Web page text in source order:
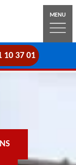
MENU
10 37 01